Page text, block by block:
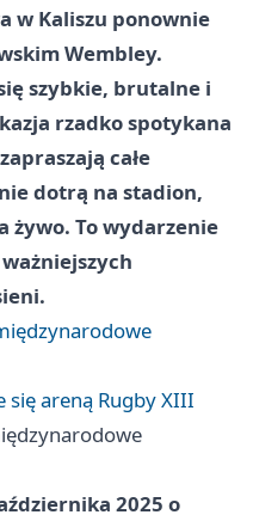
w Kaliszu ponownie
Wembley.
szybkie, brutalne i
rzadko spotykana
całe
dotrą na stadion,
żywo. To wydarzenie
się areną Rugby XIII
2025 o